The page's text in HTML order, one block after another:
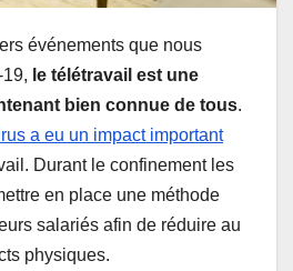
événements que nous
le télétravail est une
bien connue de tous.
a eu un impact important
Durant le confinement les
en place une méthode
salariés afin de réduire au
physiques.